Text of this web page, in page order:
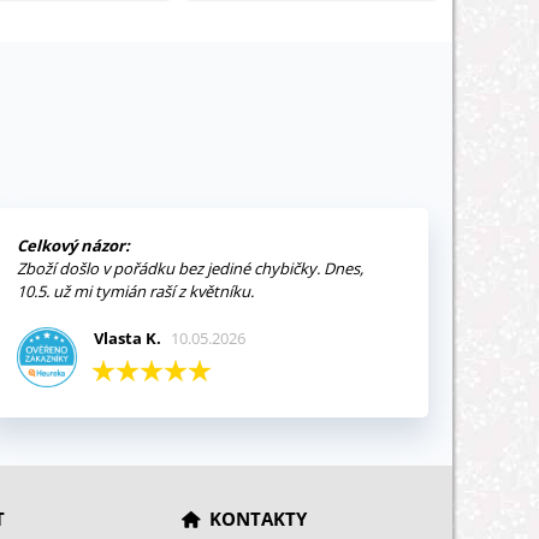
Celkový názor:
Zboží došlo v pořádku bez jediné chybičky. Dnes,
10.5. už mi tymián raší z květníku.
Vlasta K. 10.05.2026
KONTAKTY